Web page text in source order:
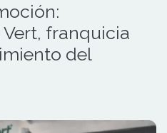
franquicia
del